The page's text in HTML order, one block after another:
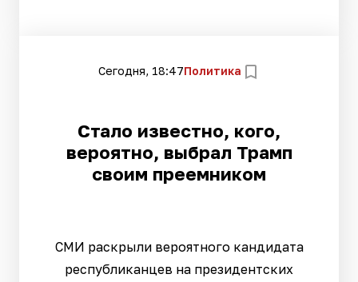
Сегодня, 18:47Политика
Стало известно, кого,
вероятно, выбрал Трамп
своим преемником
СМИ раскрыли вероятного кандидата
республиканцев на президентских